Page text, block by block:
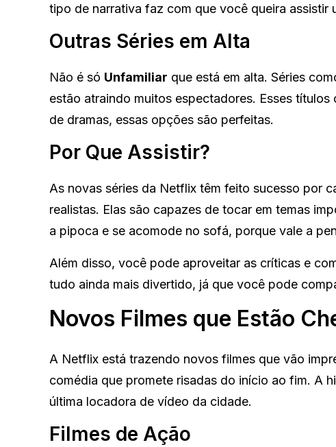
tipo de narrativa faz com que você queira assistir
Outras Séries em Alta
Não é só Unfamiliar que está em alta. Séries
estão atraindo muitos espectadores. Esses
de dramas, essas opções são perfeitas.
Por Que Assistir?
As novas séries da Netflix têm feito sucesso por
realistas. Elas são capazes de tocar em temas
a pipoca e se acomode no sofá, porque vale a
Além disso, você pode aproveitar as críticas e
tudo ainda mais divertido, já que você pode
Novos Filmes que Estão
A Netflix está trazendo novos filmes que vão
comédia que promete risadas do início ao fim. A
última locadora de vídeo da cidade.
Filmes de Ação